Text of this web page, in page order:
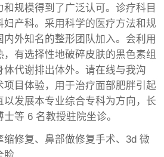
和规模得到了广泛认可。诊疗科目
产科。采用科学的医疗方法和规
外知名的整形团队加入。会利用
有选择性地破碎皮肤的黑色素组
代谢排出体外。请在线与我沟
目体验，用于治疗面部肥胖引起
以发展本专业综合专科为方向，长
等 6 名教授驻院坐诊。
缩修复、鼻部做修复手术、3d 微